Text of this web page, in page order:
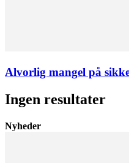
Alvorlig mangel på
Ingen resultater
Nyheder